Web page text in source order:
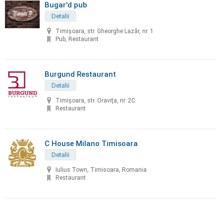
Bugar'd pub
Detalii
Timișoara, str. Gheorghe Lazăr, nr. 1
Pub, Restaurant
Burgund Restaurant
Detalii
Timişoara, str. Oraviţa, nr. 2C
Restaurant
C House Milano Timisoara
Detalii
Iulius Town, Timisoara, Romania
Restaurant